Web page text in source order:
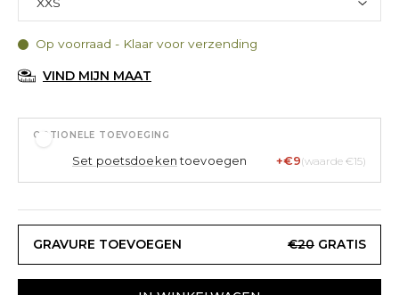
Op voorraad - Klaar voor verzending
VIND MIJN MAAT
OPTIONELE TOEVOEGING
Set poetsdoekentoevoegen +€9(waarde €15)
GRAVURE TOEVOEGEN €20 GRATIS